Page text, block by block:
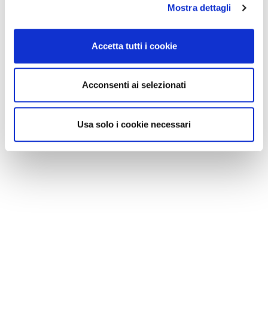
Mostra dettagli
Accetta tutti i cookie
Acconsenti ai selezionati
Usa solo i cookie necessari